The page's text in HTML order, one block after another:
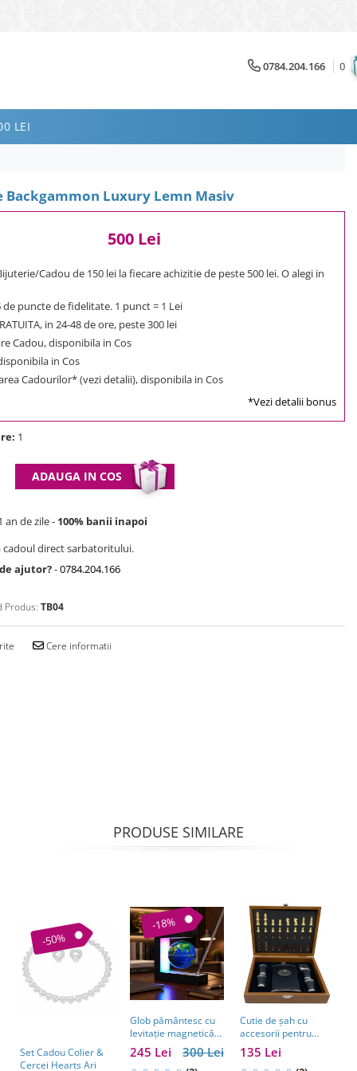
0784.204.166 0
LEI
Backgammon Luxury Lemn Masiv
500 Lei
Cadou de 150 lei la fiecare achizitie de peste 500 lei. O alegi in
de puncte de fidelitate. 1 punct = 1 Lei
in 24-48 de ore, peste 300 lei
Cadou, disponibila in Cos
in Cos
Cadourilor* (vezi detalii), disponibila in Cos
*Vezi detalii bonus
1
ADAUGA IN COS
an de zile - 100% banii inapoi
cadoul direct sarbatoritului.
ajutor?-0784.204.166
Produs: TB04
Cere informatii
PRODUSE SIMILARE
-50%
Set Cadou Colier &
Cercei Hearts Ari
-18%
Glob pământesc cu
levitație magnetică
și pix – cadou
business pentru300 Lei
245 Lei
Cutie de șah cu
accesorii pentru
whisky – cadou
elegant pentru
135 Lei